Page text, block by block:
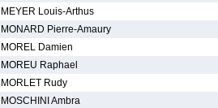
MEYER Louis-Arthus
MONARD Pierre-Amaury
MOREL Damien
MOREU Raphael
MORLET Rudy
MOSCHINI Ambra